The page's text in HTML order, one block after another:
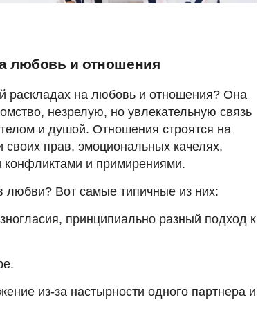
любовь и отношения
раскладах на любовь и отношения? Она
незрелую, но увлекательную связь
и душой. Отношения строятся на
прав, эмоциональных качелях,
и примирениями.
любви? Вот самые типичные из них:
принципиально разный подход к
из-за настырности одного партнера и